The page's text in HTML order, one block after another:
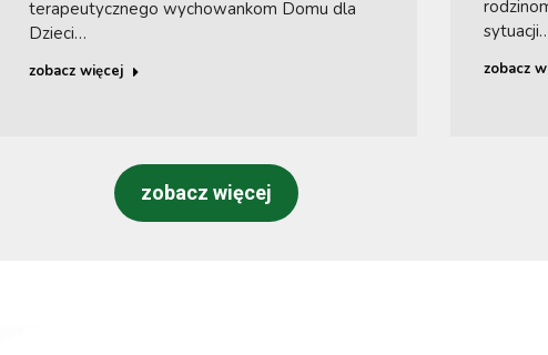
terapeutycznego wychowankom Domu dla
Dzieci…
zobacz więcej zobacz
zobacz więcej